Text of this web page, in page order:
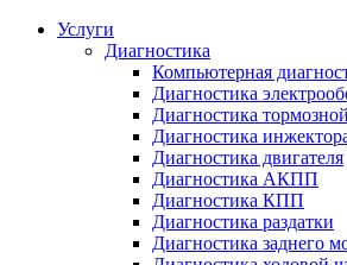
Услуги
Диагностика
Компьютерная
Диагностика
Диагностика
Диагностика
Диагностика двигателя
Диагностика АКПП
Диагностика КПП
Диагностика раздатки
Диагностика заднего